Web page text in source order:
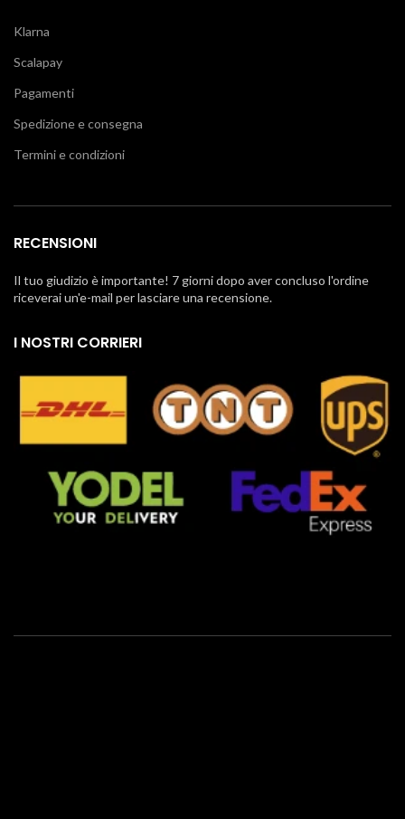
Klarna
Scalapay
Pagamenti
Spedizione e consegna
Termini e condizioni
RECENSIONI
Il tuo giudizio è importante! 7 giorni dopo aver concluso l'ordine
riceverai un'e-mail per lasciare una recensione.
I NOSTRI CORRIERI